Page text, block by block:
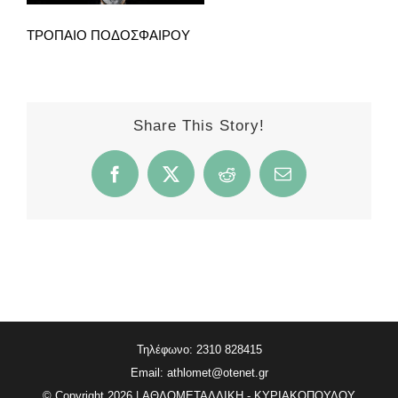
ΤΡΟΠΑΙΟ ΠΟΔΟΣΦΑΙΡΟΥ
Share This Story!
Facebook
X Reddit Email
Τηλέφωνο: 2310 828415
Email: athlomet@otenet.gr